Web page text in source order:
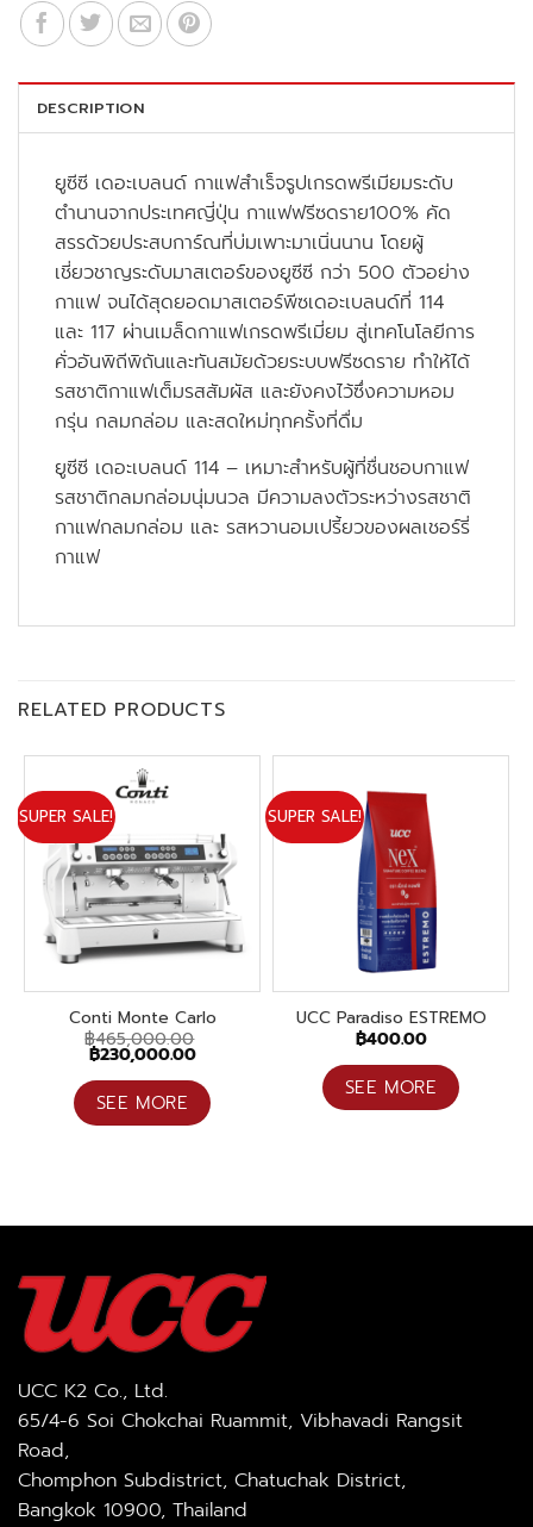
DESCRIPTION
ยูซีซี เดอะเบลนด์ กาแฟสำเร็จรูปเกรดพรีเมียมระดับ
ตำนานจากประเทศญี่ปุ่น กาแฟฟรีซดราย100% คัด
สรรด้วยประสบการ์ณที่บ่มเพาะมาเนิ่นนาน โดยผู้
เชี่ยวชาญระดับมาสเตอร์ของยูซีซี กว่า 500 ตัวอย่าง
กาแฟ จนได้สุดยอดมาสเตอร์พีซเดอะเบลนด์ที่ 114
และ 117 ผ่านเมล็ดกาแฟเกรดพรีเมี่ยม สู่เทคโนโลยีการ
คั่วอันพิถีพิถันและทันสมัยด้วยระบบฟรีซดราย ทำให้ได้
รสชาติกาแฟเต็มรสสัมผัส และยังคงไว้ซึ่งความหอม
กรุ่น กลมกล่อม และสดใหม่ทุกครั้งที่ดื่ม
ยูซีซี เดอะเบลนด์ 114 – เหมาะสำหรับผู้ที่ชื่นชอบกาแฟ
รสชาติกลมกล่อมนุ่มนวล มีความลงตัวระหว่างรสชาติ
กาแฟกลมกล่อม และ รสหวานอมเปรี้ยวของผลเชอร์รี่
กาแฟ
RELATED PRODUCTS
SUPER SALE!
Conti Monte Carlo
฿465,000.00
Original
price
was:
฿465,000.00.
฿230,000.00Current
is:
฿230,000.00.
SEE MORE
SUPER SALE!
UCC Paradiso ESTREMO
฿400.00
SEE MORE
UCC K2 Co., Ltd.
65/4-6 Soi Chokchai Ruammit, Vibhavadi Rangsit
Road,
Chomphon Subdistrict, Chatuchak District,
Bangkok 10900, Thailand